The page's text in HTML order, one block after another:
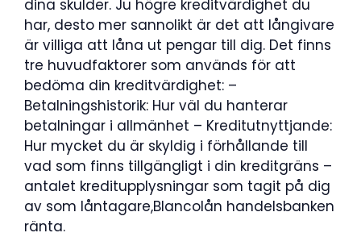
dina skulder. Ju högre kreditvärdighet du
har, desto mer sannolikt är det att långivare
är villiga att låna ut pengar till dig. Det finns
tre huvudfaktorer som används för att
bedöma din kreditvärdighet: –
Betalningshistorik: Hur väl du hanterar
betalningar i allmänhet – Kreditutnyttjande:
Hur mycket du är skyldig i förhållande till
vad som finns tillgängligt i din kreditgräns –
antalet kreditupplysningar som tagit på dig
av som låntagare,Blancolån handelsbanken
ränta.